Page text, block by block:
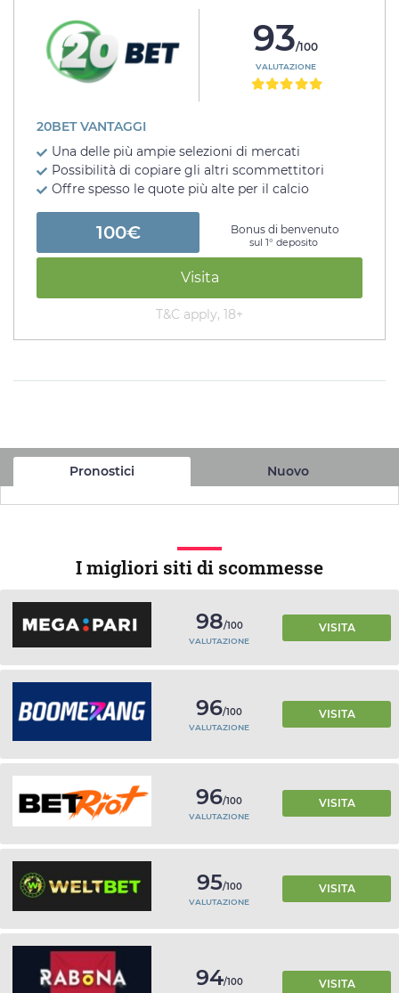
93/100
VALUTAZIONE
20BET VANTAGGI
Una delle più ampie selezioni di mercati
Possibilità di copiare gli altri scommettitori
Offre spesso le quote più alte per il calcio
100€ Bonus di benvenuto
sul 1° deposito
Visita
T&C apply, 18+
Pronostici Nuovo
I migliori siti di scommesse
98/100
VALUTAZIONE
VISITA
96/100
VALUTAZIONE
VISITA
96/100
VALUTAZIONE
VISITA
95/100
VALUTAZIONE
VISITA
94/100 VISITA